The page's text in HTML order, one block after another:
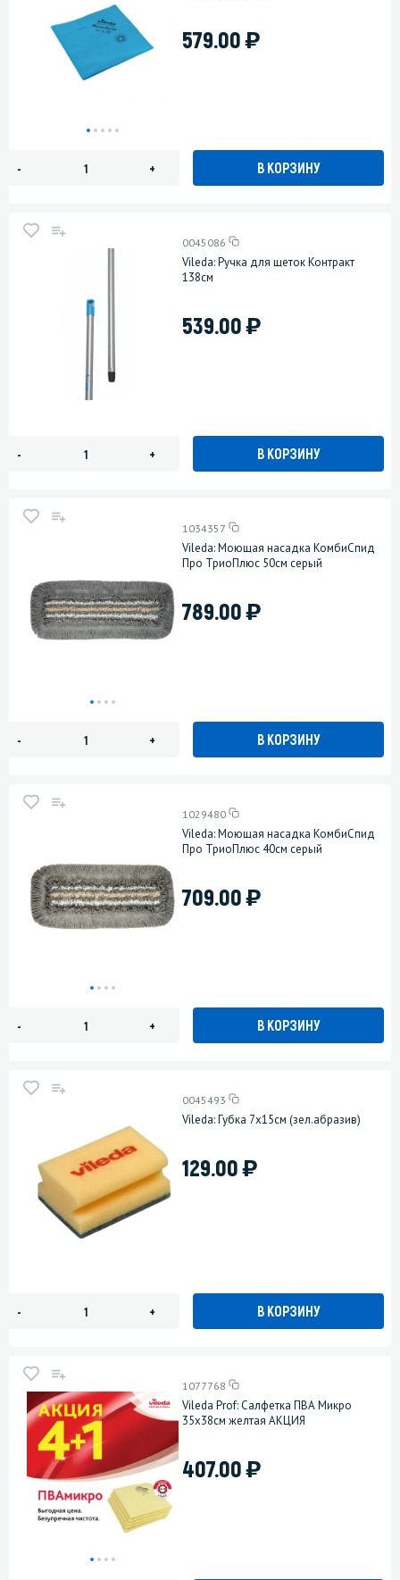
579.00)
- + В КОРЗИНУ
0045086
Vileda: Ручка для щеток Контракт
138см
539.00)
- + В КОРЗИНУ
1034357
Vileda: Моющая насадка КомбиСпид
Про ТриоПлюс 50см серый
789.00)
- + В КОРЗИНУ
1029480
Vileda: Моющая насадка КомбиСпид
Про ТриоПлюс 40см серый
709.00)
- + В КОРЗИНУ
0045493
Vileda: Губка 7х15см (зел.абразив)
129.00)
- + В КОРЗИНУ
1077768
Vileda Prof: Салфетка ПВА Микро
35х38см желтая АКЦИЯ
407.00)